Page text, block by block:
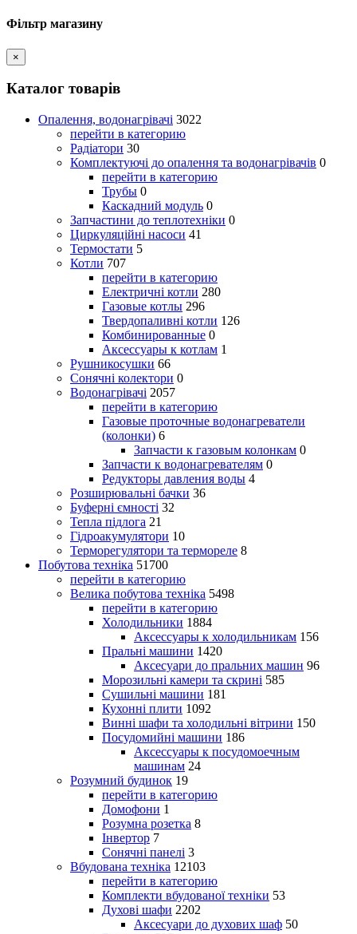
Фільтр магазину
×
Каталог товарів
Опалення, водонагрівачі 3022
перейти в категорию
Радіатори 30
Комплектуючі до опалення та водонагрівачів 0
перейти в категорию
Трубы 0
Каскадний модуль 0
Запчастини до теплотехніки 0
Циркуляційні насоси 41
Термостати 5
Котли 707
перейти в категорию
Електричні котли 280
Газовые котлы 296
Твердопаливні котли 126
Комбинированные 0
Аксессуары к котлам 1
Рушникосушки 66
Сонячні колектори 0
Водонагрівачі 2057
перейти в категорию
Газовые проточные водонагреватели
(колонки) 6
Запчасти к газовым колонкам 0
Запчасти к водонагревателям 0
Редукторы давления воды 4
Розширювальні бачки 36
Буферні ємності 32
Тепла підлога 21
Гідроакумулятори 10
Терморегулятори та термореле 8
Побутова техніка 51700
перейти в категорию
Велика побутова техніка 5498
перейти в категорию
Холодильники 1884
Аксессуары к холодильникам 156
Пральні машини 1420
Аксесуари до пральних машин 96
Морозильні камери та скрині 585
Сушильні машини 181
Кухонні плити 1092
Винні шафи та холодильні вітрини 150
Посудомийні машини 186
Аксессуары к посудомоечным
машинам 24
Розумний будинок 19
перейти в категорию
Домофони 1
Розумна розетка 8
Інвертор 7
Сонячні панелі 3
Вбудована техніка 12103
перейти в категорию
Комплекти вбудованої техніки 53
Духові шафи 2202
Аксесуари до духових шаф 50